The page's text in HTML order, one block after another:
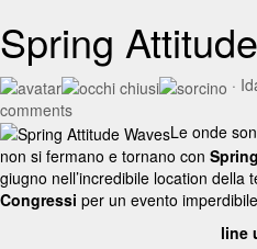
Spring
·
comments
Le onde
non si fermano e tornano con
giugno nell’incredibile location della
Congressi per un evento
line